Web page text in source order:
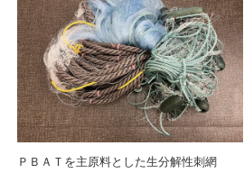
ＰＢＡＴを主原料とした生分解性刺網